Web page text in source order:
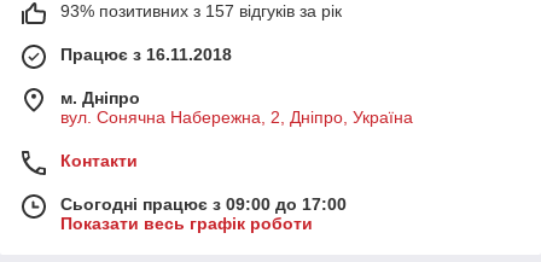
93% позитивних з 157 відгуків за рік
Працює з 16.11.2018
м. Дніпро
вул. Сонячна Набережна, 2, Дніпро, Україна
Контакти
Сьогодні працює з 09:00 до 17:00
Показати весь графік роботи